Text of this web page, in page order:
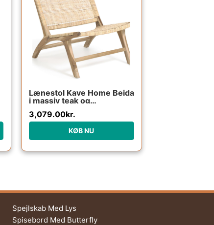
Lænestol Kave Home Beida
i massiv teak og
kolonial, natur
H68xB65xL75 cm
3,079.00kr.
KØB NU
Spejlskab Med Lys
Spisebord Med Butterfly